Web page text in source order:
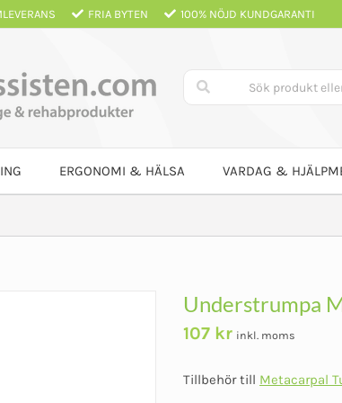
FRIA BYTEN 100% NÖJD KUNDGARANTI
ERGONOMI & HÄLSA VARDAG &
Understrumpa
107 kr inkl. moms
Tillbehör till Metacarpal